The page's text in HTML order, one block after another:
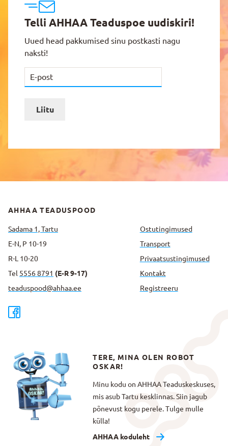
Telli AHHAA Teaduspoe uudiskiri!
Uued head pakkumised sinu postkasti nagu
naksti!
Liitu
AHHAA TEADUSPOOD
Sadama 1, Tartu
E-N, P 10-19
R-L 10-20
Tel 5556 8791 (E-R 9-17)
teaduspood@ahhaa.ee
Ostutingimused
Transport
Privaatsus­tingimused
Kontakt
Registreeru
TERE, MINA OLEN ROBOT
OSKAR!
Minu kodu on AHHAA Teaduskeskuses,
mis asub Tartu kesklinnas. Siin jagub
põnevust kogu perele. Tulge mulle
külla!
AHHAA koduleht